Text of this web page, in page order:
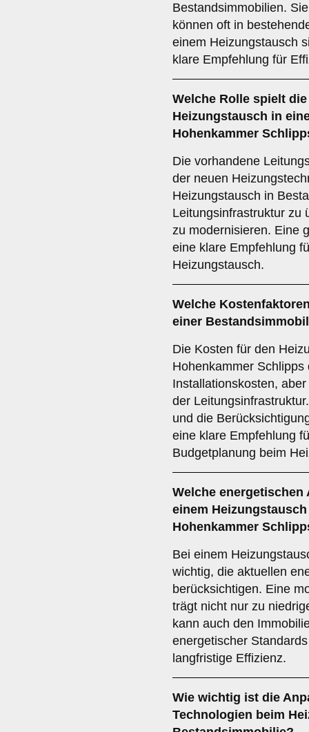
Bestandsimmobilien.
können oft in
einem Heizungstausch
klare Empfehlung für
Welche Rolle spielt
Heizungstausch in
Hohenkammer
Die vorhandene
der neuen
Heizungstausch in
Leitungsinfrastruktur zu
zu modernisieren. Eine
eine klare Empfehlung
Heizungstausch.
Welche
einer
Die Kosten für den
Hohenkammer
Installationskosten,
der
und die
eine klare Empfehlung
Budgetplanung beim
Welche energetischen
einem
Hohenkammer
Bei einem
wichtig, die aktuellen
berücksichtigen. Eine
trägt nicht nur zu
kann auch den
energetischer
langfristige Effizienz.
Wie wichtig ist die
Technologien beim